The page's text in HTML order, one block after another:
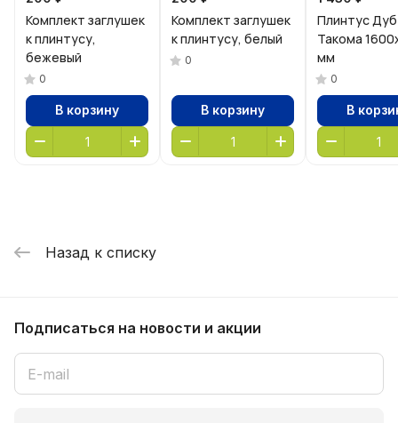
Комплект заглушек
к плинтусу,
бежевый
0
В корзину
Комплект заглушек
к плинтусу, белый
0
В корзину
Плинтус Дуб
Такома
мм
0
В
Назад к списку
Подписаться на новости и акции